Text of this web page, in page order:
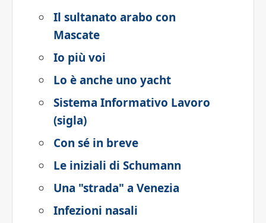
Il sultanato arabo con
Mascate
Io più voi
Lo è anche uno yacht
Sistema Informativo Lavoro
(sigla)
Con sé in breve
Le iniziali di Schumann
Una "strada" a Venezia
Infezioni nasali